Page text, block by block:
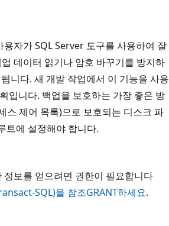
자가 SQL Server 도구를 사용하여 잘
데이터 읽기나 암호 바꾸기를 방지하
니다. 새 개발 작업에서 이 기능을 사용
입니다. 백업을 보호하는 가장 좋은 방
스 제어 목록)으로 보호되는 디스크 파
트에 설정해야 합니다.
보를 얻으려면 권한이 필요합니다
SQL)을 참조GRANT하세요.